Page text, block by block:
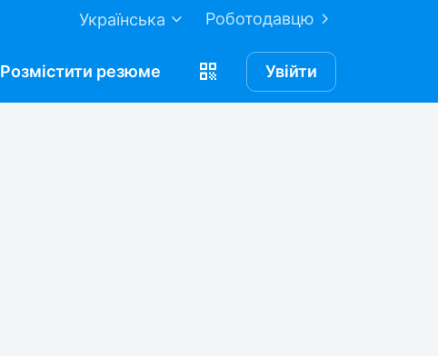
Роботодавцю
Українська
Розмістити резюме Увійти